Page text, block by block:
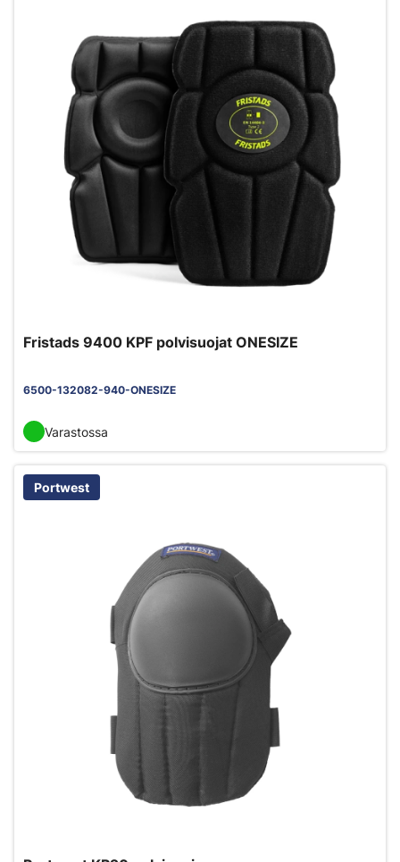
Fristads 9400 KPF polvisuojat ONESIZE
6500-132082-940-ONESIZE
Varastossa
Portwest